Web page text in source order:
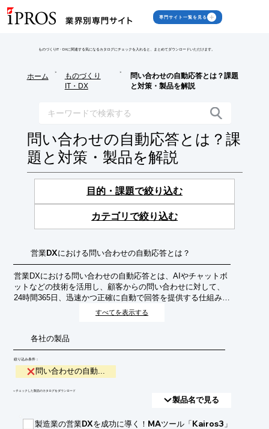
専門サイト一覧を見る
ものづくりIT・DXに関連する気になるカタログにチェックを入れると、まとめてダウンロードいただけます。
ホーム
>
ものづくり
IT・DX
>
問い合わせの自動応答とは？課題
と対策・製品を解説
問い合わせの自動応答とは？課
題と対策・製品を解説
目的・課題で絞り込む
カテゴリで絞り込む
営業DXにおける問い合わせの自動応答とは？
営業DXにおける問い合わせの自動応答とは、AIやチャットボ
ットなどの技術を活用し、顧客からの問い合わせに対して、
24時間365日、迅速かつ正確に自動で回答を提供する仕組みの
ことです。これにより、営業担当者の負担を軽減し、より付
すべてを表示する
各社の製品
絞り込み条件：
問い合わせの自動...
​▼チェックした製品のカタログをダウンロード
製品名で見る
製造業の営業DXを成功に導く！MAツール「Kairos3」